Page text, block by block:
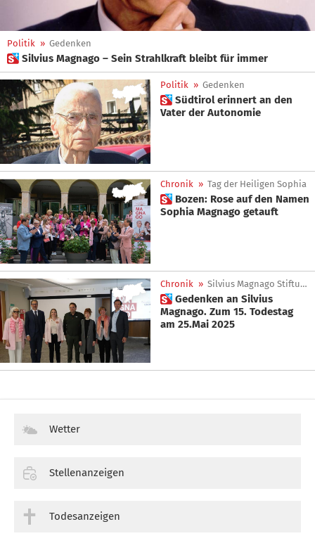
Politik » Gedenken
 Silvius Magnago – Sein Strahlkraft bleibt für immer
Politik » Gedenken
 Südtirol erinnert an den
Vater der Autonomie
Chronik » Tag der Heiligen Sophia
 Bozen: Rose auf den Namen
Sophia Magnago getauft
Chronik » Silvius Magnago Stiftung
 Gedenken an Silvius
Magnago. Zum 15. Todestag
am 25.Mai 2025
Wetter
Stellenanzeigen
Todesanzeigen